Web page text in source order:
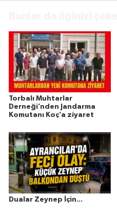
Torbalı Muhtarlar
Derneği’nden Jandarma
Komutanı Koç’a ziyaret
Dualar Zeynep İçin...